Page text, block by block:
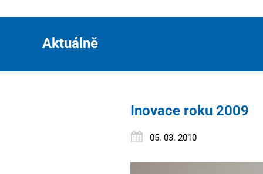
Aktuálně
Inovace roku 2009
05. 03. 2010